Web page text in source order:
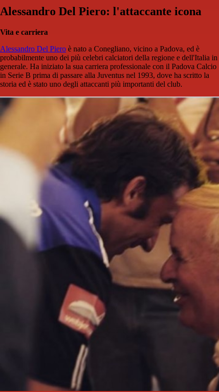
Alessandro Del Piero: l'attaccante icona
Vita e carriera
Alessandro Del Piero è nato a Conegliano, vicino a Padova, ed è
probabilmente uno dei più celebri calciatori della regione e dell'Italia in
generale. Ha iniziato la sua carriera professionale con il Padova Calcio
in Serie B prima di passare alla Juventus nel 1993, dove ha scritto la
storia ed è stato uno degli attaccanti più importanti del club.